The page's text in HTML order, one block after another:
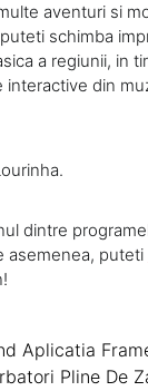
aventuri si
schimba
a regiunii, in
din
dintre
asemenea, puteti
Aplicatia
Pline De